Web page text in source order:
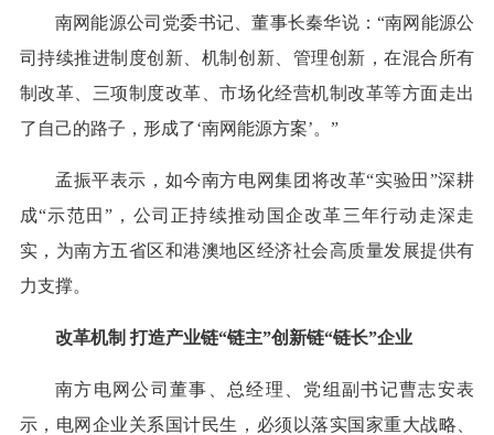
南网能源公司党委书记、董事长秦华说：“南网能源公
司持续推进制度创新、机制创新、管理创新，在混合所有
制改革、三项制度改革、市场化经营机制改革等方面走出
了自己的路子，形成了‘南网能源方案’。”
孟振平表示，如今南方电网集团将改革“实验田”深耕
成“示范田”，公司正持续推动国企改革三年行动走深走
实，为南方五省区和港澳地区经济社会高质量发展提供有
力支撑。
改革机制 打造产业链“链主”创新链“链长”企业
南方电网公司董事、总经理、党组副书记曹志安表
示，电网企业关系国计民生，必须以落实国家重大战略、